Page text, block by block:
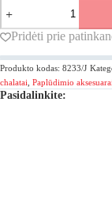
produkto
kiekis:
LingaDore,
Daily
medvilninis
komplektas
Pridėti prie
Produkto kodas: 8233/J
chalatai Paplūdimio aksesuarai
Pasidalinkite: